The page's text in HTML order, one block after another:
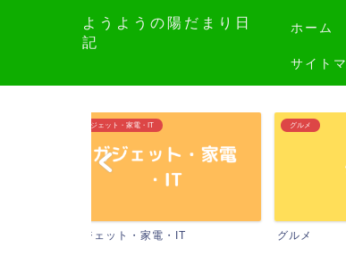
ようようの陽だまり日
記
ホーム
サイト
グルメ
グルメ
ゲーム
ゲーム